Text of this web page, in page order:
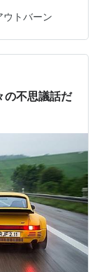
題が従）で
方針 受験生と
でお茶を飲ん
解答を作っ
教出版、帝国
ウトバーン
不思議話だ